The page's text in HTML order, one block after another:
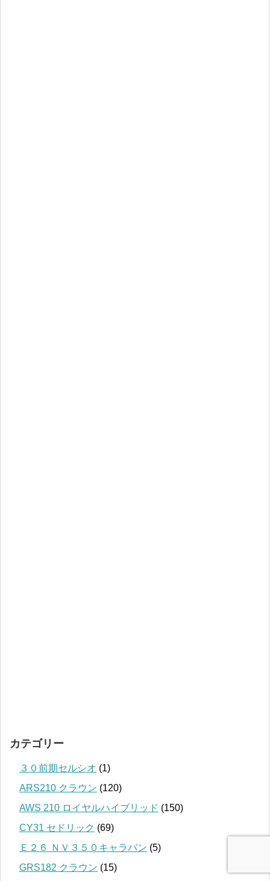
カテゴリー
３０前期セルシオ (1)
ARS210 クラウン (120)
AWS 210 ロイヤルハイブリッド (150)
CY31 セドリック (69)
Ｅ２６ ＮＶ３５０キャラバン (5)
GRS182 クラウン (15)